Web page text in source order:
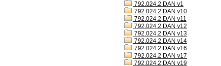
792.024.2 DAN v1
792.024.2 DAN v10
792.024.2 DAN v11
792.024.2 DAN v12
792.024.2 DAN v13
792.024.2 DAN v14
792.024.2 DAN v16
792.024.2 DAN v17
792.024.2 DAN v19